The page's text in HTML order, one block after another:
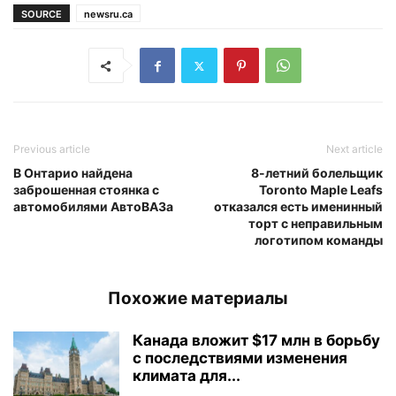
SOURCE newsru.ca
Previous article
В Онтарио найдена
заброшенная стоянка с
автомобилями АвтоВАЗа
Next article
8-летний болельщик
Toronto Maple Leafs
отказался есть именинный
торт с неправильным
логотипом команды
Похожие материалы
Канада вложит $17 млн в борьбу
с последствиями изменения
климата для...